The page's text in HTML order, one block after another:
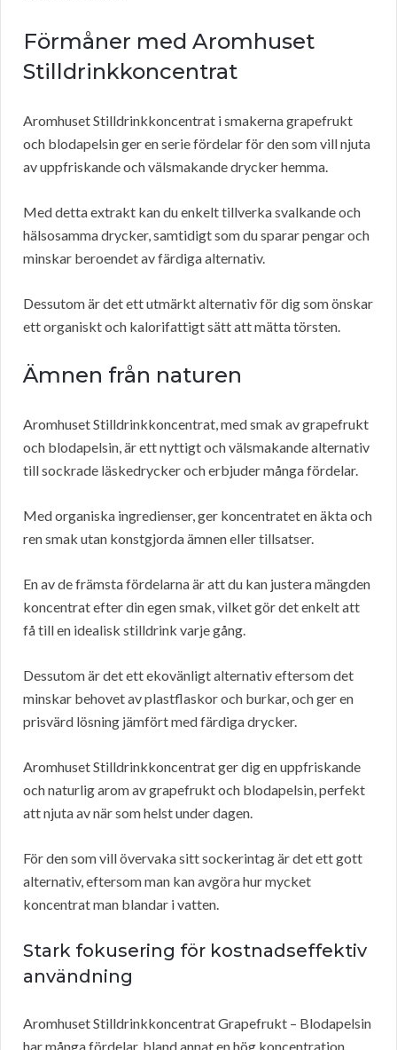
Förmåner med Aromhuset
Stilldrinkkoncentrat
Aromhuset Stilldrinkkoncentrat i smakerna grapefrukt
och blodapelsin ger en serie fördelar för den som vill njuta
av uppfriskande och välsmakande drycker hemma.
Med detta extrakt kan du enkelt tillverka svalkande och
hälsosamma drycker, samtidigt som du sparar pengar och
minskar beroendet av färdiga alternativ.
Dessutom är det ett utmärkt alternativ för dig som önskar
ett organiskt och kalorifattigt sätt att mätta törsten.
Ämnen från naturen
Aromhuset Stilldrinkkoncentrat, med smak av grapefrukt
och blodapelsin, är ett nyttigt och välsmakande alternativ
till sockrade läskedrycker och erbjuder många fördelar.
Med organiska ingredienser, ger koncentratet en äkta och
ren smak utan konstgjorda ämnen eller tillsatser.
En av de främsta fördelarna är att du kan justera mängden
koncentrat efter din egen smak, vilket gör det enkelt att
få till en idealisk stilldrink varje gång.
Dessutom är det ett ekovänligt alternativ eftersom det
minskar behovet av plastflaskor och burkar, och ger en
prisvärd lösning jämfört med färdiga drycker.
Aromhuset Stilldrinkkoncentrat ger dig en uppfriskande
och naturlig arom av grapefrukt och blodapelsin, perfekt
att njuta av när som helst under dagen.
För den som vill övervaka sitt sockerintag är det ett gott
alternativ, eftersom man kan avgöra hur mycket
koncentrat man blandar i vatten.
Stark fokusering för kostnadseffektiv
användning
Aromhuset Stilldrinkkoncentrat Grapefrukt – Blodapelsin
har många fördelar, bland annat en hög koncentration